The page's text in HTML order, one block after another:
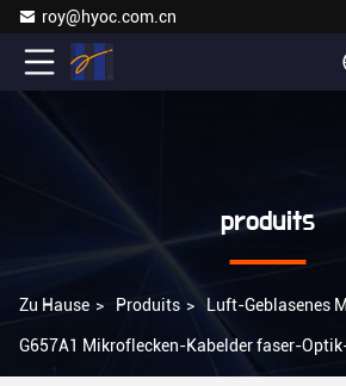
roy@hyoc.com.cn
produits
Zu Hause > Produits > Luft-Geblasenes
G657A1 Mikroflecken-Kabelder faser-